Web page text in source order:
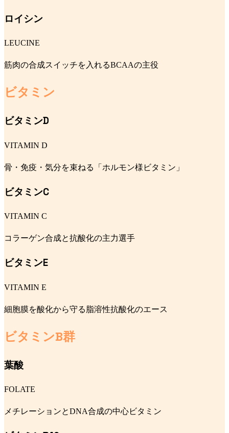
ロイシン
LEUCINE
筋肉の合成スイッチを入れるBCAAの主役
ビタミン
ビタミンD
VITAMIN D
骨・免疫・気分を束ねる「ホルモン様ビタミン」
ビタミンC
VITAMIN C
コラーゲン合成と抗酸化の主力選手
ビタミンE
VITAMIN E
細胞膜を酸化から守る脂溶性抗酸化のエース
ビタミンB群
葉酸
FOLATE
メチレーションとDNA合成の中心ビタミン